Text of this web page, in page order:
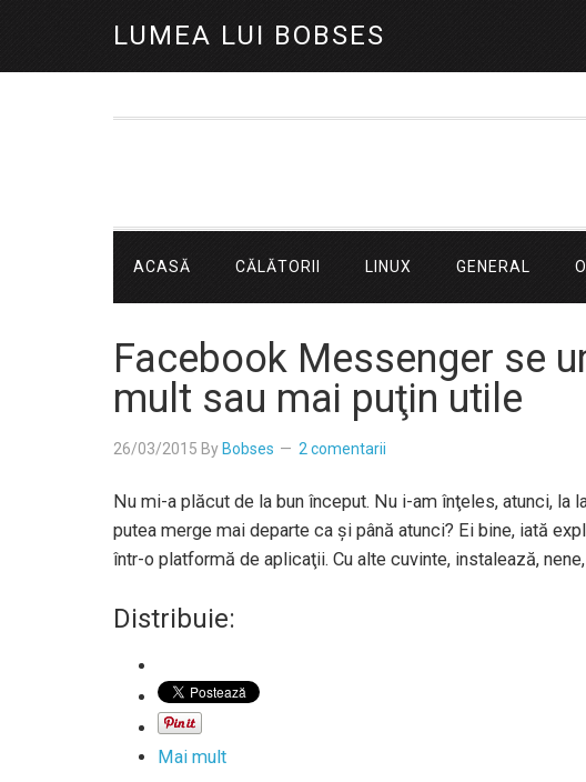
LUMEA LUI BOBSES
ACASĂ CĂLĂTORII LINUX GENERAL
Facebook Messenger se
mult sau mai puţin utile
26/03/2015 By Bobses 2 comentarii
Nu mi-a plăcut de la bun început. Nu i-am înţeles, atunci, la
putea merge mai departe ca şi până atunci? Ei bine, iată
într-o platformă de aplicaţii. Cu alte cuvinte, instalează,
Distribuie:
Mai mult